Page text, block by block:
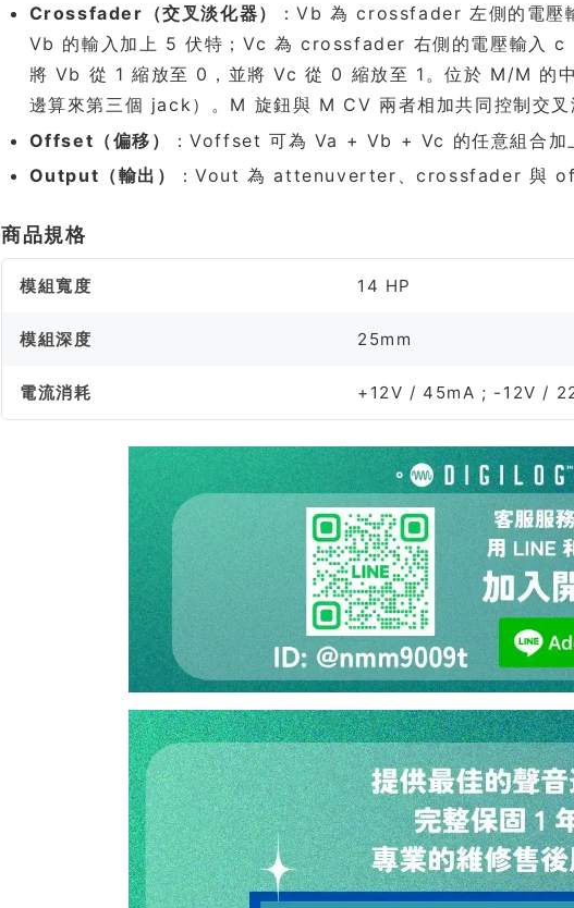
Crossfader（交叉淡化器）
：Vb 為 crossfader 左側的電壓
Vb 的輸入加上 5 伏特；Vc 為 crossfader 右側的電壓輸入 c
將 Vb 從 1 縮放至 0，並將 Vc 從 0 縮放至 1。位於 M/M 的
邊算來第三個 jack）。M 旋鈕與 M CV 兩者相加共同控制交叉
Offset（偏移）
：Voffset 可為 Va + Vb + Vc 的任意組合加
Output（輸出）
：Vout 為 attenuverter、crossfader 與
商品規格
模組寬度 14 HP
模組深度 25mm
電流消耗 +12V / 45mA ; -12V /